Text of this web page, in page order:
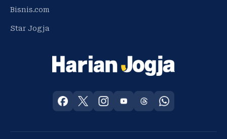
Bisnis.com
Star Jogja